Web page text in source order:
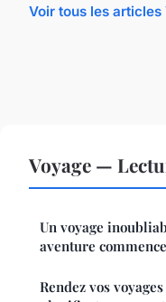
Voir tous les
Voyage —
Un voyage
aventure
Rendez vos